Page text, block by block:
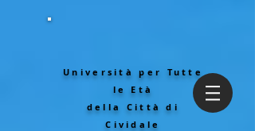
Università per Tutte
le Età
della Città di
Cividale